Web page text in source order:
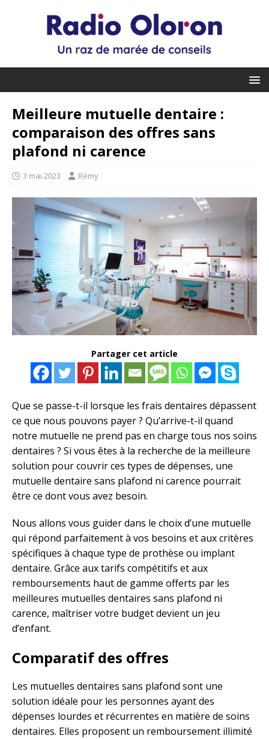
Meilleure mutuelle dentaire :
comparaison des offres sans
plafond ni carence
3 mai 2023 Rémy
Partager cet article
Que se passe-t-il lorsque les frais dentaires dépassent
ce que nous pouvons payer ? Qu’arrive-t-il quand
notre mutuelle ne prend pas en charge tous nos soins
dentaires ? Si vous êtes à la recherche de la meilleure
solution pour couvrir ces types de dépenses, une
mutuelle dentaire sans plafond ni carence pourrait
être ce dont vous avez besoin.
Nous allons vous guider dans le choix d’une mutuelle
qui répond parfaitement à vos besoins et aux critères
spécifiques à chaque type de prothèse ou implant
dentaire. Grâce aux tarifs compétitifs et aux
remboursements haut de gamme offerts par les
meilleures mutuelles dentaires sans plafond ni
carence, maîtriser votre budget devient un jeu
d’enfant.
Comparatif des offres
Les mutuelles dentaires sans plafond sont une
solution idéale pour les personnes ayant des
dépenses lourdes et récurrentes en matière de soins
dentaires. Elles proposent un remboursement illimité